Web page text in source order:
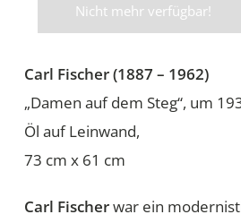
Nicht mehr verfügbar!
Carl Fischer (1887 – 1962)
„Damen auf dem Steg“, um
Öl auf Leinwand,
73 cm x 61 cm
Carl Fischerwar ein